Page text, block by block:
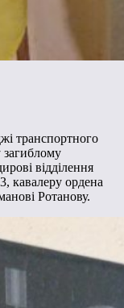
транспортного
загиблому
відділення
кавалеру ордена
Ротанову.